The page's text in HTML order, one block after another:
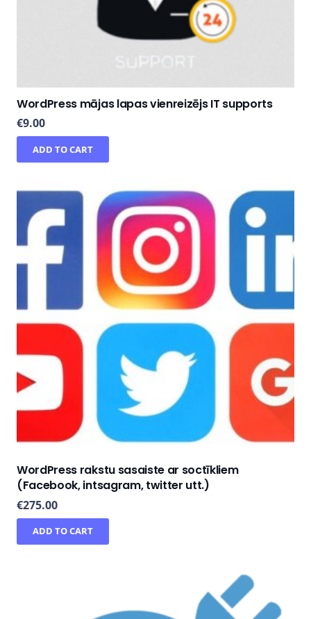
WordPress mājas lapas vienreizējs IT supports
€9.00
ADD TO CART
WordPress rakstu sasaiste ar soctīkliem
(Facebook, intsagram, twitter utt.)
€275.00
ADD TO CART